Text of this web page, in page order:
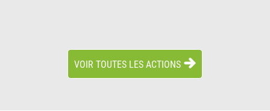
VOIR TOUTES LES ACTIONS